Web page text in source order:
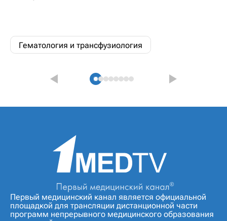
Гематология и трансфузиология
Первый медицинский канал является официальной
площадкой для трансляции дистанционной части
программ непрерывного медицинского образования